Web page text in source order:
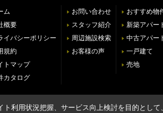
ム
概要
イバシーポリシー
規約
トマップ
カタログ
お問い合わせ
スタッフ紹介
周辺施設検索
お客様の声
おすすめ物
新築アパー
中古アパー
一戸建て
売地
ト利用状況把握、サービス向上検討を目的とし